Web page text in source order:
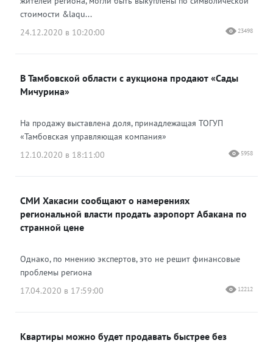
стоимости &laqu...
24.12.2020 в 10:20:00
23498
В Тамбовской области с аукциона продают «Сады
Мичурина»
На продажу выставлена доля, принадлежащая ТОГУП
«Тамбовская управляющая компания»
12.10.2020 в 18:11:00
5958
СМИ Хакасии сообщают о намерениях
региональной власти продать аэропорт Абакана по
странной цене
Однако, по мнению экспертов, это не решит финансовые
проблемы региона
17.04.2020 в 17:59:00
12212
Квартиры можно будет продавать быстрее без